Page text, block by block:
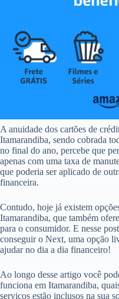
A anuidade dos cartões de
Itamarandiba, sendo cobrada
no final do ano, percebe que
apenas com uma taxa de
que poderia ser aplicado de
financeira.
Contudo, hoje já existem
Itamarandiba, que também
para o consumidor. E nesse
conseguir o Next, uma opção
ajudar no dia a dia financeiro!
Ao longo desse artigo você
funciona em Itamarandiba,
serviços estão inclusos na sua